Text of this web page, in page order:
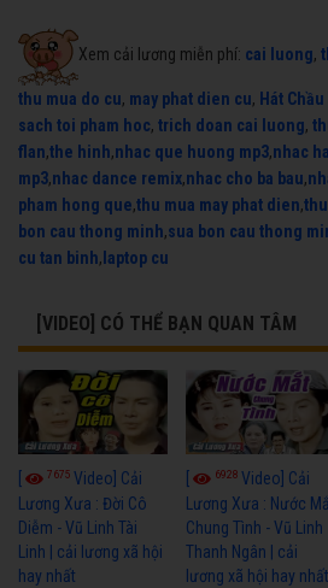
Xem cải lương miễn phí: cai luong,
thu mua do cu, may phat dien cu, Hát Chầu
sach toi pham hoc, trich doan cai luong,
flan,the hinh,nhac que huong mp3,nhac
mp3,nhac dance remix,nhac cho ba bau,
pham hong que,thu mua may phat dien,
bon cau thong minh,sua bon cau thong
cu tan binh, laptop cu
[VIDEO] CÓ THỂ BẠN QUAN TÂM
7675 Video] Cải
Lương Xưa : Đời Cô
Diễm - Vũ Linh Tài
Linh | cải lương xã hội
hay nhất
6928Video] Cải
Lương Xưa : Nước
Chung Tình - Vũ Linh
Thanh Ngân | cải
lương xã hội hay nhất